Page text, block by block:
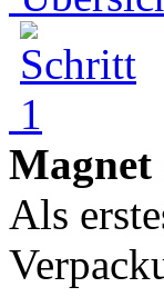
Magnet
Als